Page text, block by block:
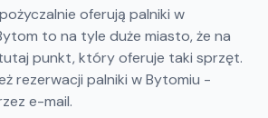
oferują palniki w
to na tyle duże miasto, że na
punkt, który oferuje taki sprzęt.
rezerwacji palniki w Bytomiu -
e-mail.